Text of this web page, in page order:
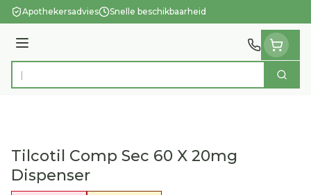
Ga naar de inhoud
Apothekersadvies Snelle beschikbaarheid
Menu
Product, merk, categorie... Zoek
Tilcotil Comp Sec 60 X 20mg
Dispenser